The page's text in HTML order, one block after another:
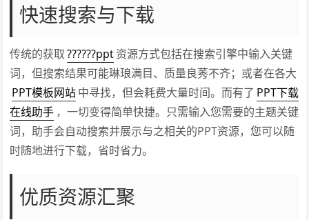
快速搜索与下载
传统的获取 ??????ppt资源方式包括在搜索引擎中输入关键
词，但搜索结果可能琳琅满目、质量良莠不齐；或者在各大
PPT模板网站中寻找，但会耗费大量时间。而有了 PPT下载
在线助手 ，一切变得简单快捷。只需输入您需要的主题关键
词，助手会自动搜索并展示与之相关的PPT资源，您可以随
时随地进行下载，省时省力。
优质资源汇聚